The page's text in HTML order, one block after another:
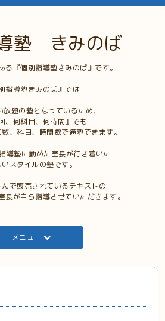
塾 きみのば
る『個別指導塾きみのば』です。
指導塾きみのば』では
題の塾となっているため、
、何科目、何時間』でも
、科目、時間数で通塾できます。
導塾に勤めた室長が行き着いた
スタイルの塾です。
で販売されているテキストの
長が自ら指導させていただきます。
メニュー